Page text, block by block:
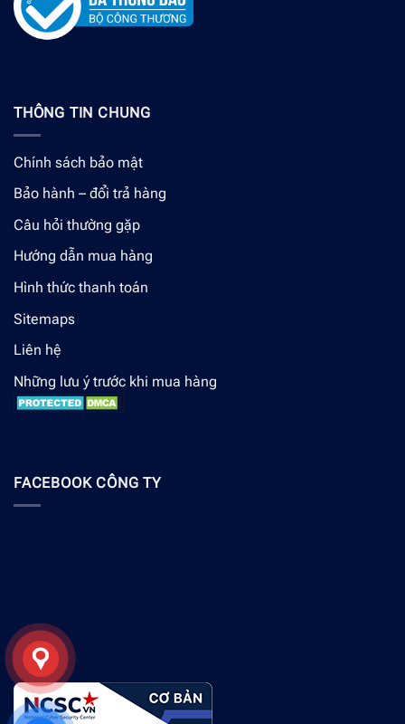
THÔNG TIN CHUNG
Chính sách bảo mật
Bảo hành – đổi trả hàng
Câu hỏi thường gặp
Hướng dẫn mua hàng
Hình thức thanh toán
Sitemaps
Liên hệ
Những lưu ý trước khi mua hàng
FACEBOOK CÔNG TY